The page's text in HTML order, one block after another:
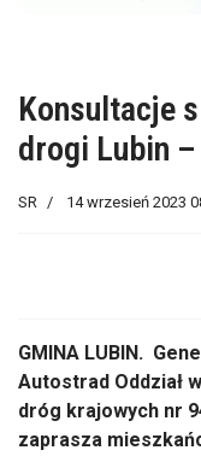
Konsultacje
drogi Lubin –
SR 14 wrzesień 2023
GMINA LUBIN.
Autostrad Oddział
dróg krajowych nr
zaprasza